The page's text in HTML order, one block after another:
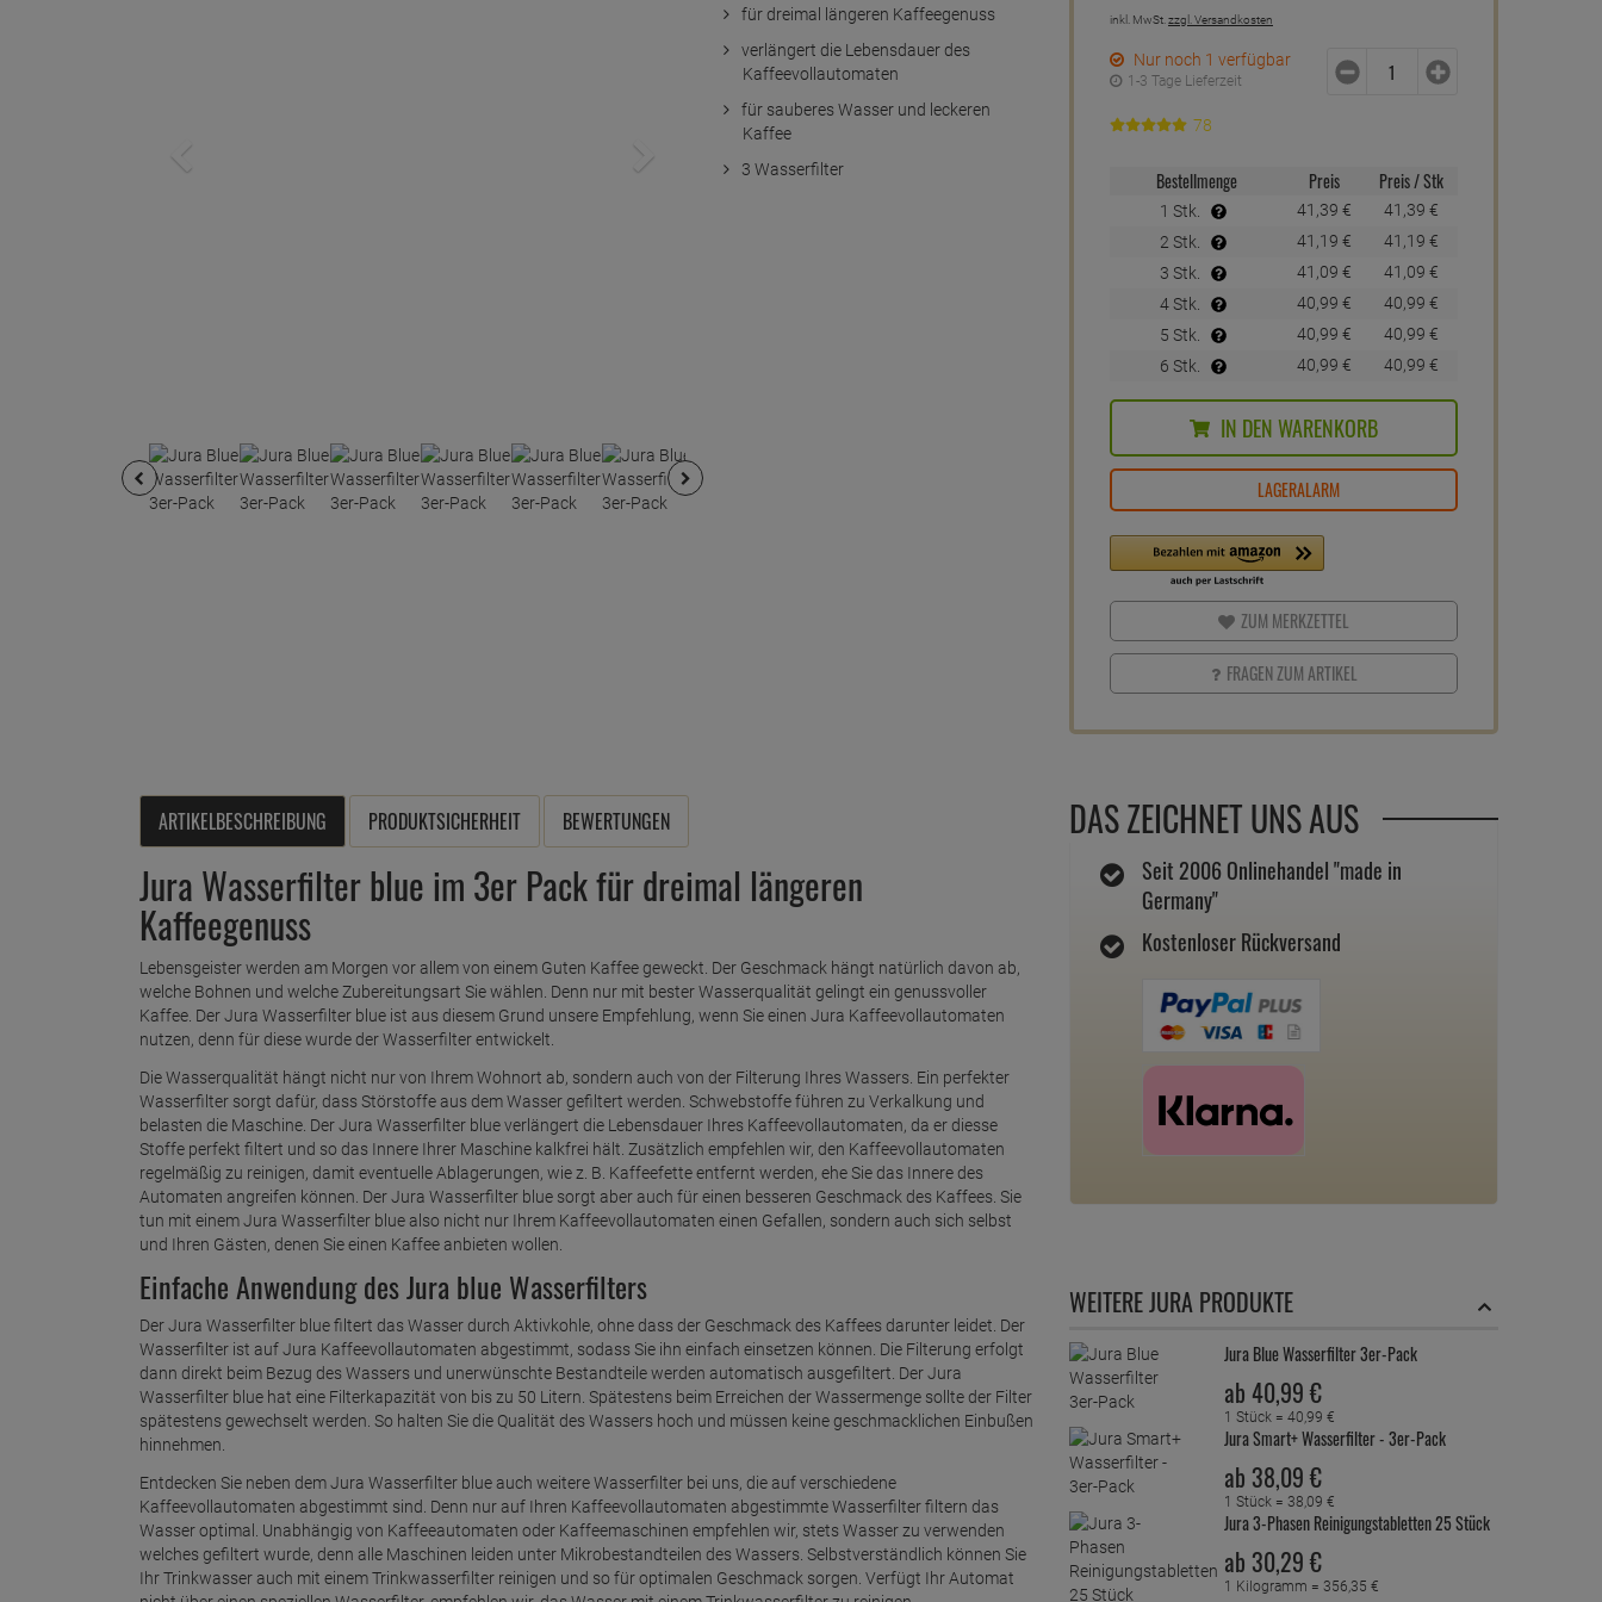
für dreimal längeren Kaffeegenuss
verlängert die Lebensdauer des
Kaffeevollautomaten
für sauberes Wasser und leckeren
Kaffee
3 Wasserfilter
inkl. MwSt. zzgl. Versandkosten
Nur noch 1 verfügbar
1-3 Tage Lieferzeit
78
Bestellmenge Preis Preis / Stk
1 Stk. 41, 39 € 41, 39 €
2 Stk.
41, 19 € 41, 19 €
3 Stk.
41, 09 € 41, 09 €
4 Stk.
40, 99 € 40, 99 €
5 Stk.
40, 99 € 40, 99 €
6 Stk.
40, 99 € 40, 99 €
IN DEN WARENKORB
LAGERALARM
ZUM MERKZETTEL
FRAGEN ZUM ARTIKEL
DAS ZEICHNET UNS AUS
Seit 2006 Onlinehandel "made in
Germany"
Kostenloser Rückversand
WEITERE JURA PRODUKTE
Jura Blue Wasserfilter 3er-Pack
ab 40,99 €
1 Stück = 40, 99 €
Jura Smart+ Wasserfilter - 3er-Pack
ab 38,09 €
1 Stück = 38, 09 €
Jura 3-Phasen Reinigungstabletten 25 Stück
ab 30,29 €
1 Kilogramm = 356, 35 €
ARTIKELBESCHREIBUNG PRODUKTSICHERHEIT BEWERTUNGEN
Jura Wasserfilter blue im 3er Pack für dreimal längeren
Kaffeegenuss
Lebensgeister werden am Morgen vor allem von einem Guten Kaffee geweckt. Der Geschmack hängt natürlich davon ab,
welche Bohnen und welche Zubereitungsart Sie wählen. Denn nur mit bester Wasserqualität gelingt ein genussvoller
Kaffee. Der Jura Wasserfilter blue ist aus diesem Grund unsere Empfehlung, wenn Sie einen Jura Kaffeevollautomaten
nutzen, denn für diese wurde der Wasserfilter entwickelt.
Die Wasserqualität hängt nicht nur von Ihrem Wohnort ab, sondern auch von der Filterung Ihres Wassers. Ein perfekter
Wasserfilter sorgt dafür, dass Störstoffe aus dem Wasser gefiltert werden. Schwebstoffe führen zu Verkalkung und
belasten die Maschine. Der Jura Wasserfilter blue verlängert die Lebensdauer Ihres Kaffeevollautomaten, da er diesse
Stoffe perfekt filtert und so das Innere Ihrer Maschine kalkfrei hält. Zusätzlich empfehlen wir, den Kaffeevollautomaten
regelmäßig zu reinigen, damit eventuelle Ablagerungen, wie z. B. Kaffeefette entfernt werden, ehe Sie das Innere des
Automaten angreifen können. Der Jura Wasserfilter blue sorgt aber auch für einen besseren Geschmack des Kaffees. Sie
tun mit einem Jura Wasserfilter blue also nicht nur Ihrem Kaffeevollautomaten einen Gefallen, sondern auch sich selbst
und Ihren Gästen, denen Sie einen Kaffee anbieten wollen.
Einfache Anwendung des Jura blue Wasserfilters
Der Jura Wasserfilter blue filtert das Wasser durch Aktivkohle, ohne dass der Geschmack des Kaffees darunter leidet. Der
Wasserfilter ist auf Jura Kaffeevollautomaten abgestimmt, sodass Sie ihn einfach einsetzen können. Die Filterung erfolgt
dann direkt beim Bezug des Wassers und unerwünschte Bestandteile werden automatisch ausgefiltert. Der Jura
Wasserfilter blue hat eine Filterkapazität von bis zu 50 Litern. Spätestens beim Erreichen der Wassermenge sollte der Filter
spätestens gewechselt werden. So halten Sie die Qualität des Wassers hoch und müssen keine geschmacklichen Einbußen
hinnehmen.
Entdecken Sie neben dem Jura Wasserfilter blue auch weitere Wasserfilter bei uns, die auf verschiedene
Kaffeevollautomaten abgestimmt sind. Denn nur auf Ihren Kaffeevollautomaten abgestimmte Wasserfilter filtern das
Wasser optimal. Unabhängig von Kaffeeautomaten oder Kaffeemaschinen empfehlen wir, stets Wasser zu verwenden
welches gefiltert wurde, denn alle Maschinen leiden unter Mikrobestandteilen des Wassers. Selbstverständlich können Sie
Ihr Trinkwasser auch mit einem Trinkwasserfilter reinigen und so für optimalen Geschmack sorgen. Verfügt Ihr Automat